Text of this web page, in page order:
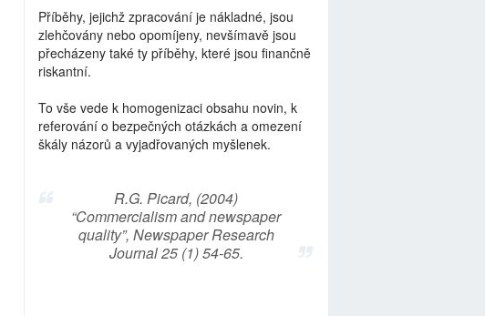
Příběhy, jejichž zpracování je nákladné, jsou
zlehčovány nebo opomíjeny, nevšímavě jsou
přecházeny také ty příběhy, které jsou finančně
riskantní.
To vše vede k homogenizaci obsahu novin, k
referování o bezpečných otázkách a omezení
škály názorů a vyjadřovaných myšlenek.
R.G. Picard, (2004)
“Commercialism and newspaper
quality”, Newspaper Research
Journal 25 (1) 54-65.